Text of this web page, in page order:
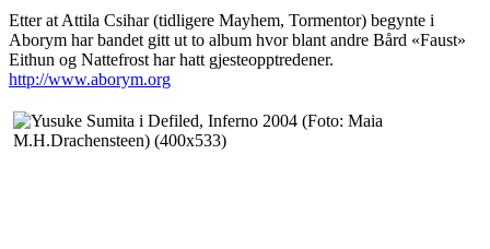
Etter at Attila Csihar (tidligere Mayhem, Tormentor) begynte i
Aborym har bandet gitt ut to album hvor blant andre Bård «Faust»
Eithun og Nattefrost har hatt gjesteopptredener.
http://www.aborym.org